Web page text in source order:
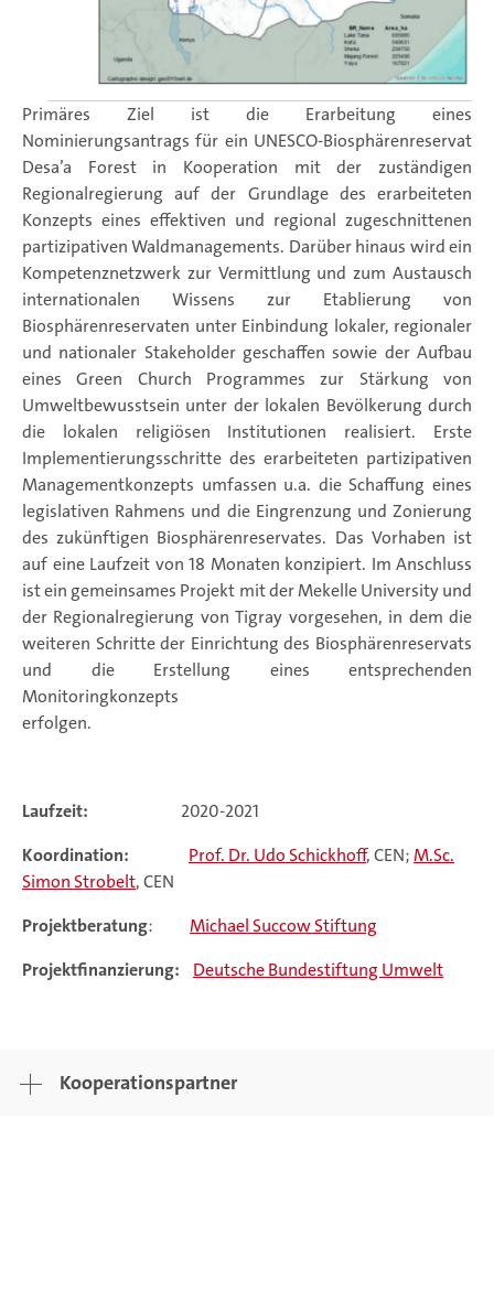
Primäres Ziel ist die Erarbeitung eines
Nominierungsantrags für ein UNESCO-Biosphärenreservat
Desa’a Forest in Kooperation mit der zuständigen
Regionalregierung auf der Grundlage des erarbeiteten
Konzepts eines effektiven und regional zugeschnittenen
partizipativen Waldmanagements. Darüber hinaus wird ein
Kompetenznetzwerk zur Vermittlung und zum Austausch
internationalen Wissens zur Etablierung von
Biosphärenreservaten unter Einbindung lokaler, regionaler
und nationaler Stakeholder geschaffen sowie der Aufbau
eines Green Church Programmes zur Stärkung von
Umweltbewusstsein unter der lokalen Bevölkerung durch
die lokalen religiösen Institutionen realisiert. Erste
Implementierungsschritte des erarbeiteten partizipativen
Managementkonzepts umfassen u.a. die Schaffung eines
legislativen Rahmens und die Eingrenzung und Zonierung
des zukünftigen Biosphärenreservates. Das Vorhaben ist
auf eine Laufzeit von 18 Monaten konzipiert. Im Anschluss
ist ein gemeinsames Projekt mit der Mekelle University und
der Regionalregierung von Tigray vorgesehen, in dem die
weiteren Schritte der Einrichtung des Biosphärenreservats
und die Erstellung eines entsprechenden
Monitoringkonzepts
erfolgen.
Laufzeit:
2020-2021
Koordination: Prof. Dr. Udo Schickhoff, CEN;M.Sc.
Simon Strobelt, CEN
Projektberatung: Michael Succow Stiftung
Projektfinanzierung:
Deutsche Bundestiftung Umwelt
Kooperationspartner